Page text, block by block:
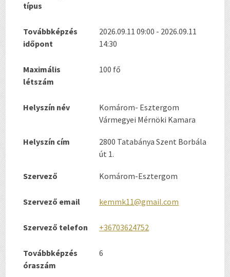
típus
Továbbképzés
időpont
2026.09.11 09:00 - 2026.09.11
14:30
Maximális
létszám
100 fő
Helyszín név
Komárom- Esztergom
Vármegyei Mérnöki Kamara
Helyszín cím
2800 Tatabánya Szent Borbála
út 1.
Szervező Komárom-Esztergom
Szervező email kemmk11@gmail.com
Szervező telefon +36703624752
Továbbképzés
óraszám
6